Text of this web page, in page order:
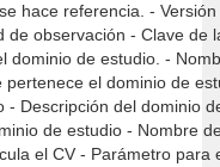
- Versión de referencia del
estudio. - Nombre de la entidad
el dominio de estudio. -
de la variable principal
el que se calcula el